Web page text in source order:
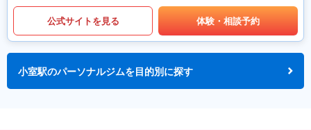
公式サイトを見る 体験・相談予約
小室駅のパーソナルジムを目的別に探す